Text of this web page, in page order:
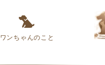
ワンちゃんのこと